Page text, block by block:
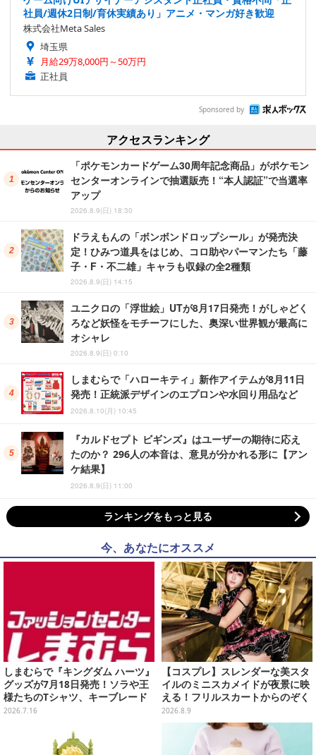
社員/週休2日制/育休実績あり」アニメ・マンガ好き歓迎
株式会社Meta Sales
埼玉県
月給29万8,000円～50万円
正社員
Sponsored by
アクセスランキング
「ポケモンカードゲーム30周年記念商品」がポケモン
センターオンラインで抽選販売！“本人認証”で当選率
アップ
2026.8.9(日) 18:30
ドラえもんの「ボンボンドロップシール」が発売決
定！ひみつ道具をはじめ、コロ助やパーマンたち「藤
子・F・不二雄」キャラも収録の全2種類
2026.8.9(日) 14:15
ユニクロの「浮世絵」UTが8月17日発売！がしゃどく
ろなど妖怪をモチーフにした、奥深い世界観が最高に
オシャレ
2026.8.9(日) 0:10
しまむらで「ハローキティ」新作アイテムが8月11日
発売！正統派デザインのエプロンや水回り用品など
2026.8.10(月) 10:45
『カルドセプト ビギンズ』はユーザーの期待に応え
たのか？ 296人の本音は、意見が分かれる形に【アン
ケ結果】
2026.8.9(日) 11:00
ランキングをもっと見る
今、あなたにオススメ
しまむらで『キングダム ハーツ』
グッズが7月18日発売！ソラや王
様たちのTシャツ、キーブレード
柄のポーチなど幅広いデザイン
2026.7.16
【コスプレ】スレンダーな美スタ
イルのミニスカメイドが夜景に映
える！フリルスカートからのぞく
美太ももが眩しい台湾ガール【写
真10枚】
2026.8.9